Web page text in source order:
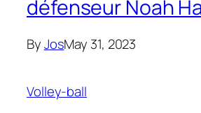
défenseur Noah
ByJosMay 31, 2023
Volley-ball